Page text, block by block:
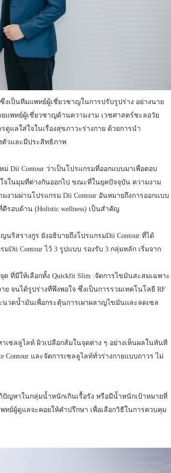
งเป็นทีมแพทย์ผู้เชี่ยวชาญในการปรับรูปร่าง อย่างนาย
พทย์ผู้เชี่ยวชาญด้านความงาม เวชศาสตร์ชะลอวัย
ดูแลใส่ใจในเรื่องสุขภาวะร่างกาย ด้วยการนำ
ตัวและมีประสิทธิภาพ
Dii Contour ว่าเป็นโปรแกรมที่ออกแบบมาเพื่อตอบ
จในมุมที่ต่างกันออกไป ขณะที่ในยุคปัจจุบัน ความงาม
งามผ่านโปรแกรม Dii Contour อันหมายถึงการออกแบบ
ดีรอบด้าน (Holistic wellness) เป็นสำคัญ
สรางกูร ยังอธิบายถึงโปรแกรมDii Contour ที่ได้
Contour ไว้ 3 รูปแบบ รองรับ 3 กลุ่มหลัก เริ่มจาก
ที่มีให้เลือกทั้ง Quickfit Slim :จัดการไขมันสะสมเฉพาะ
ย จนได้รูปร่างที่พึงพอใจ ซึ่งเป็นการรวมเทคโนโลยี RF
นวดน้ำมันเพื่อกระตุ้นการเผาผลาญไขมันและลดเซล
เซลลูไลท์ ผิวเปลือกส้มในจุดต่าง ๆ อย่างเห็นผลในทันที
Contour และจัดการเซลลูไลท์ทั่วร่างกายแบบถาวร ไม่
ญหาในกลุ่มน้ำหนักเกินเรื้อรัง หรือมีน้ำหนักเป้าหมายที่
ย์ผู้ดูแลจะคอยให้คำปรึกษา เพื่อเลือกวิธีในการควบคุม